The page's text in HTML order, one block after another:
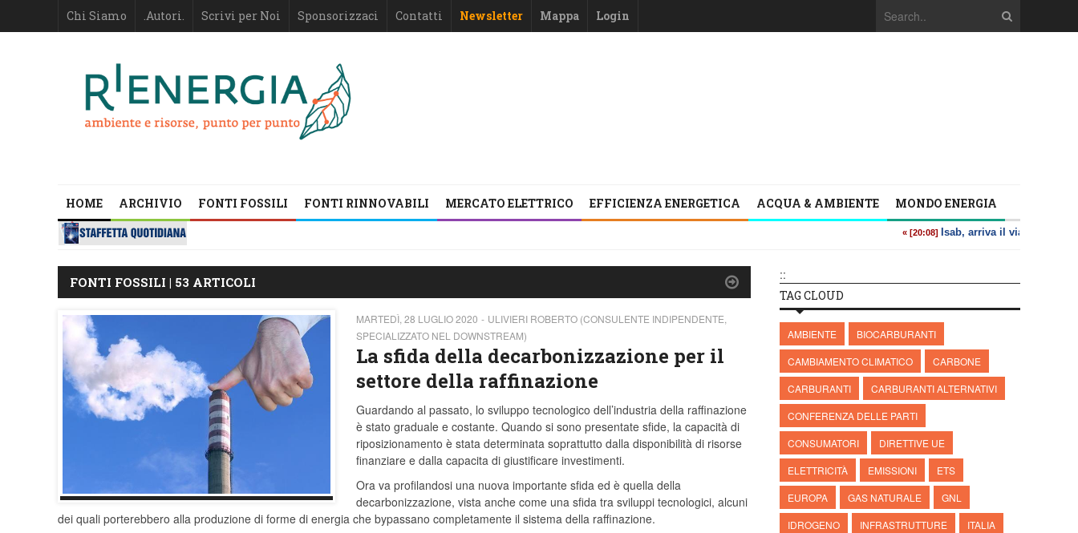
Chi Siamo .Autori. Scrivi per Noi Sponsorizzaci Contatti Newsletter Mappa Login
HOME ARCHIVIO FONTI FOSSILI FONTI RINNOVABILI MERCATO ELETTRICO EFFICIENZA ENERGETICA ACQUA & AMBIENTE MONDO ENERGIA
::
FONTI FOSSILI | 53 ARTICOLI
MARTEDÌ, 28 LUGLIO 2020
ULIVIERI ROBERTO (CONSULENTE INDIPENDENTE,
SPECIALIZZATO NEL DOWNSTREAM)
La sfida della decarbonizzazione per il
settore della raffinazione
Guardando al passato, lo sviluppo tecnologico dell’industria della raffinazione
è stato graduale e costante. Quando si sono presentate sfide, la capacità di
riposizionamento è stata determinata soprattutto dalla disponibilità di risorse
finanziare e dalla capacita di giustificare investimenti.
Ora va profilandosi una nuova importante sfida ed è quella della
decarbonizzazione, vista anche come una sfida tra sviluppi tecnologici, alcuni
dei quali porterebbero alla produzione di forme di energia che bypassano completamente il sistema della raffinazione.
TAG CLOUD
AMBIENTE
BIOCARBURANTI
CAMBIAMENTO CLIMATICO
CARBONE
CARBURANTI
CARBURANTI ALTERNATIVI
CONFERENZA DELLE PARTI
CONSUMATORI
DIRETTIVE UE
ELETTRICITÀ
EMISSIONI
ETS
EUROPA
GAS NATURALE
GNL
IDROGENO
INFRASTRUTTURE
ITALIA